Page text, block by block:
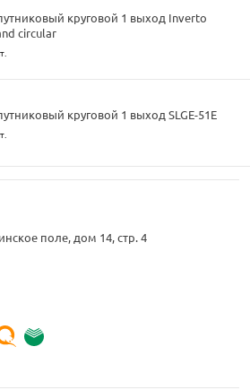
круговой 1 выход Inverto
circular
круговой 1 выход SLGE-51E
поле, дом 14, стр. 4